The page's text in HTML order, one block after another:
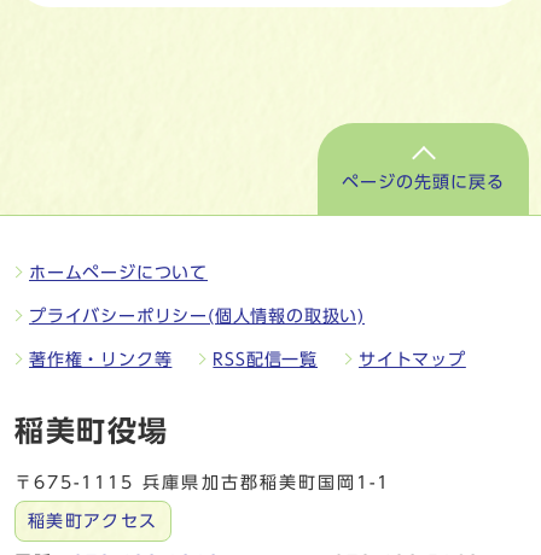
ページの先頭に戻る
ホームページについて
プライバシーポリシー(個人情報の取扱い)
著作権・リンク等 RSS配信一覧 サイトマップ
稲美町役場
〒675-1115 兵庫県加古郡稲美町国岡1-1
稲美町アクセス